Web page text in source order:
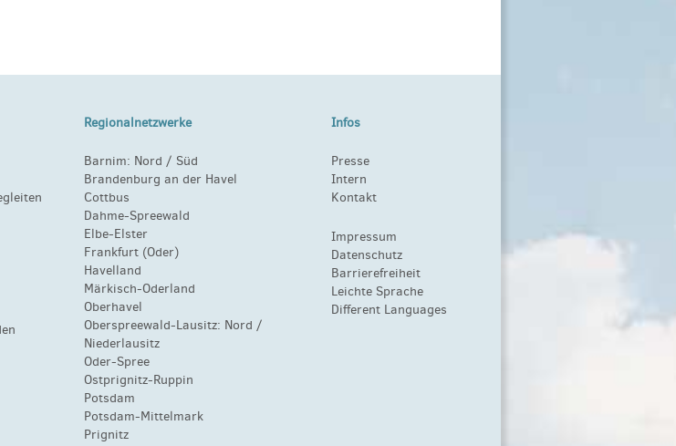
Regionalnetzwerke
Barnim: Nord / Süd
Brandenburg an der Havel
Cottbus
Dahme-Spreewald
Elbe-Elster
Frankfurt (Oder)
Havelland
Märkisch-Oderland
Oberhavel
Oberspreewald-Lausitz: Nord /
Niederlausitz
Oder-Spree
Ostprignitz-Ruppin
Potsdam
Potsdam-Mittelmark
Prignitz
Infos
Presse
Intern
Kontakt
Impressum
Datenschutz
Barrierefreiheit
Leichte Sprache
Different Languages